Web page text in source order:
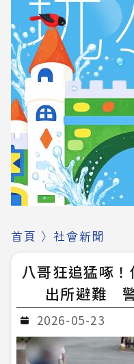
首頁 〉社會新聞
八哥狂追猛啄
出所避難 警
2026-05-23